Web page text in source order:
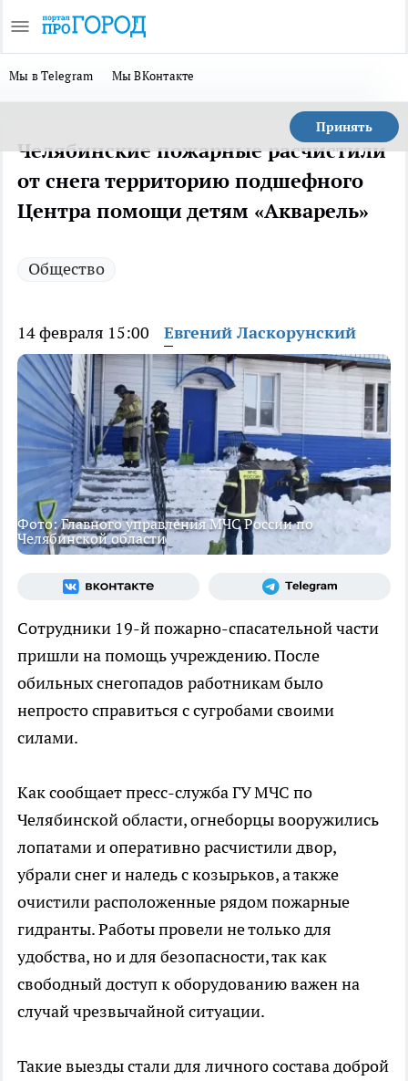
Мы в Telegram Мы ВКонтакте
Принять
Челябинские пожарные расчистили
от снега территорию подшефного
Центра помощи детям «Акварель»
Общество
14 февраля 15:00 Евгений Ласкорунский
Фото: Главного управления МЧС России по
Челябинской области
Сотрудники 19-й пожарно-спасательной части
пришли на помощь учреждению. После
обильных снегопадов работникам было
непросто справиться с сугробами своими
силами.
Как сообщает пресс-служба ГУ МЧС по
Челябинской области, огнеборцы вооружились
лопатами и оперативно расчистили двор,
убрали снег и наледь с козырьков, а также
очистили расположенные рядом пожарные
гидранты. Работы провели не только для
удобства, но и для безопасности, так как
свободный доступ к оборудованию важен на
случай чрезвычайной ситуации.
Такие выезды стали для личного состава доброй